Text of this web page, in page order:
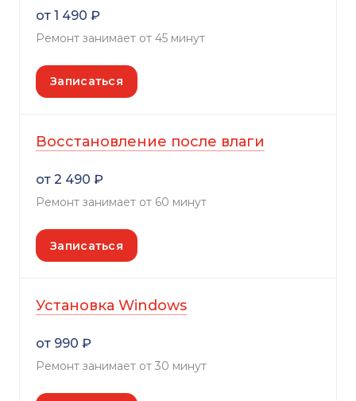
от 1 490 ₽
Ремонт занимает от 45 минут
Записаться
Восстановление после влаги
от 2 490 ₽
Ремонт занимает от 60 минут
Записаться
Установка Windows
от 990 ₽
Ремонт занимает от 30 минут